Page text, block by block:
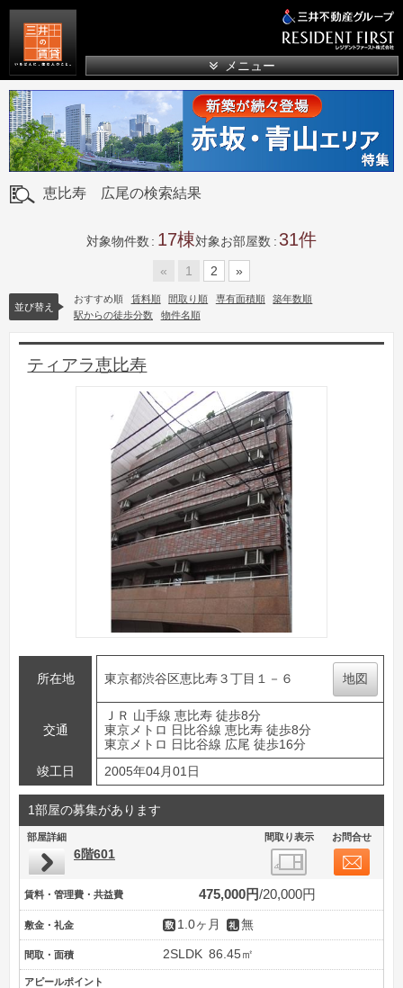
メニュー
恵比寿 広尾の検索結果
対象物件数 17 対象お部屋数 31
« 1 2 »
並び替え
おすすめ順 賃料順 間取り順 専有面積順
築年数順
駅からの徒歩分数
物件名順
ティアラ恵比寿
所在地 東京都渋谷区恵比寿３丁目１－６ 地図
交通
ＪＲ 山手線 恵比寿 徒歩8分
東京メトロ 日比谷線 恵比寿 徒歩8分
東京メトロ 日比谷線 広尾 徒歩16分
竣工日
2005年04月01日
1部屋の募集があります
部屋詳細 間取り表示 お問合せ
6階601
賃料・管理費・共益費 475,000円 20,000円
敷金・礼金 1.0ヶ月 無
間取・面積 2SLDK 86.45㎡
アピールポイント